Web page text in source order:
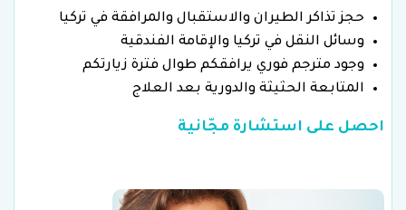
حجز تذاكر الطيران والاستقبال والمرافقة في تركيا
وسائل النقل في تركيا والإقامة الفندقية
وجود مترجم فوري يرافقكم طوال فترة زيارتكم
المتابعة الحثيثة والدورية بعد العلاج
احصل على استشارة مجّانية